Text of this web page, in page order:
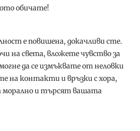
обичате!
е повишена, докачливи сте.
на света, вложете чувство за
да се измъквате от неловки
на контакти и връзки с хора,
морално и търсят вашата